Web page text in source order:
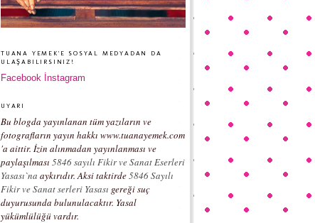
TUANA YEMEK'E SOSYAL MEDYADAN DA
ULAŞABILIRSINIZ!
Facebook İnstagram
UYARI
Bu blogda yayınlanan tüm yazıların ve
fotografların yayın hakkı www.tuanayemek.com
'a aittir. İzin alınmadan yayınlanması ve
paylaşılması 5846 sayılı Fikir ve Sanat Eserleri
Yasası`na aykırıdır. Aksi taktirde5846 Sayılı
Fikir ve Sanat serleri Yasası gereği suç
duyurusunda bulunulacaktır. Yasal
yükümlülüğü vardır.